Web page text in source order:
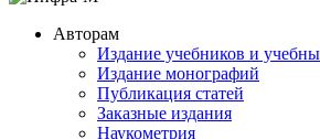
Авторам
Издание учебников и
Издание монографий
Публикация статей
Заказные издания
Наукометрия